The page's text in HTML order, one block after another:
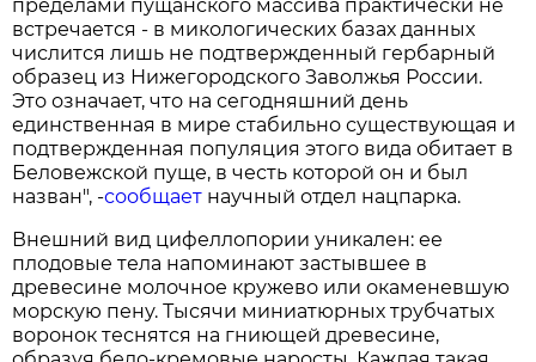
пределами пущанского массива практически не
встречается - в микологических базах данных
числится лишь не подтвержденный гербарный
образец из Нижегородского Заволжья России.
Это означает, что на сегодняшний день
единственная в мире стабильно существующая и
подтвержденная популяция этого вида обитает в
Беловежской пуще, в честь которой он и был
назван", -сообщает научный отдел нацпарка.
Внешний вид цифеллопории уникален: ее
плодовые тела напоминают застывшее в
древесине молочное кружево или окаменевшую
морскую пену. Тысячи миниатюрных трубчатых
воронок теснятся на гниющей древесине,